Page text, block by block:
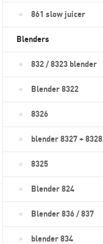
861 slow juicer
Blenders
832 / 8323 blender
Blender 8322
8326
blender 8327 + 8328
8325
Blender 824
Blender 836 / 837
blender 834